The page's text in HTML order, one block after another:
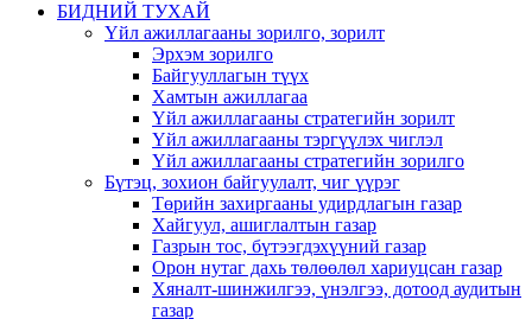
БИДНИЙ ТУХАЙ
Үйл ажиллагааны зорилго, зорилт
Эрхэм зорилго
Байгууллагын түүх
Хамтын ажиллагаа
Үйл ажиллагааны стратегийн зорилт
Үйл ажиллагааны тэргүүлэх чиглэл
Үйл ажиллагааны стратегийн зорилго
Бүтэц, зохион байгуулалт, чиг үүрэг
Төрийн захиргааны удирдлагын газар
Хайгуул, ашиглалтын газар
Газрын тос, бүтээгдэхүүний газар
Орон нутаг дахь төлөөлөл хариуцсан газар
Хяналт-шинжилгээ, үнэлгээ, дотоод аудитын
газар